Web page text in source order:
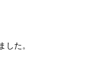
した。